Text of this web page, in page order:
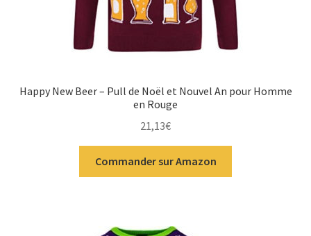
Happy New Beer – Pull de Noël et Nouvel An pour Homme
en Rouge
21,13€
Commander sur Amazon